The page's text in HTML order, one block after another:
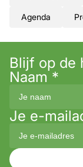
Agenda
Blijf op de
Naam *
Je e-